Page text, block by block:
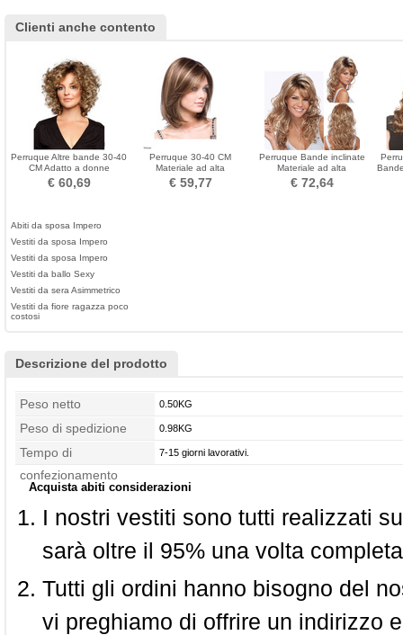
Clienti anche contento
Perruque Altre bande 30-40
CM Adatto a donne
Materiale ad alta
temperatura
€ 60,69
Perruque 30-40 CM
Materiale ad alta
temperatura Breve corto
Adatto per le donne
€ 59,77
Perruque Bande inclinate
Materiale ad alta
temperatura 45-50 CM
Long Curly
€ 72,64
Abiti da sposa Impero
Vestiti da sposa Impero
Vestiti da sposa Impero
Vestiti da ballo Sexy
Vestiti da sera Asimmetrico
Vestiti da fiore ragazza poco
costosi
Descrizione del prodotto
Peso netto 0.50KG
Peso di spedizione 0.98KG
Tempo di
confezionamento
7-15 giorni lavorativi.
Acquista abiti considerazioni
I nostri vestiti sono tutti realizzati
sarà oltre il 95% una volta
Tutti gli ordini hanno bisogno del
vi preghiamo di offrire un indirizzo